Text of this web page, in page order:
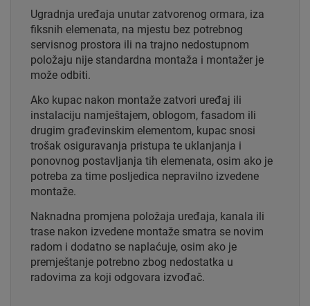
Ugradnja uređaja unutar zatvorenog ormara, iza
fiksnih elemenata, na mjestu bez potrebnog
servisnog prostora ili na trajno nedostupnom
položaju nije standardna montaža i montažer je
može odbiti.
Ako kupac nakon montaže zatvori uređaj ili
instalaciju namještajem, oblogom, fasadom ili
drugim građevinskim elementom, kupac snosi
trošak osiguravanja pristupa te uklanjanja i
ponovnog postavljanja tih elemenata, osim ako je
potreba za time posljedica nepravilno izvedene
montaže.
Naknadna promjena položaja uređaja, kanala ili
trase nakon izvedene montaže smatra se novim
radom i dodatno se naplaćuje, osim ako je
premještanje potrebno zbog nedostatka u
radovima za koji odgovara izvođač.